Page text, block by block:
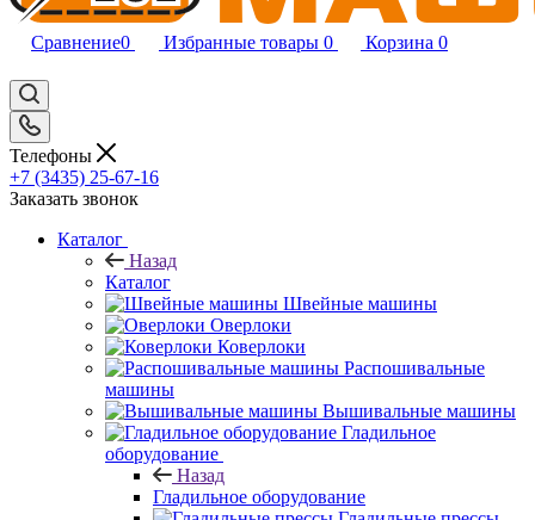
Сравнение0 Избранные товары 0 Корзина 0
Телефоны
+7 (3435) 25-67-16
Заказать звонок
Каталог
Назад
Каталог
Швейные машины
Оверлоки
Коверлоки
Распошивальные
машины
Вышивальные машины
Гладильное
оборудование
Назад
Гладильное оборудование